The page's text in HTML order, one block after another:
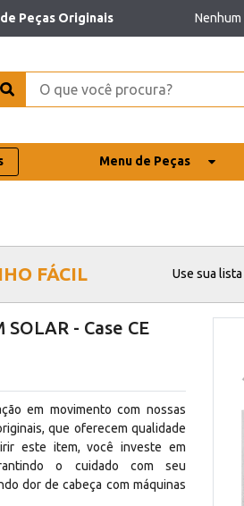
Peças Originais
Menu de Peças
FÁCIL Use sua
SOLAR - Case CE
em movimento com nossas
que oferecem qualidade
este item, você investe em
o cuidado com seu
dor de cabeça com máquinas